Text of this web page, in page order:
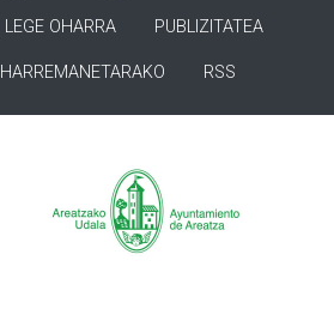
LEGE OHARRA PUBLIZITATEA
HARREMANETARAKO RSS